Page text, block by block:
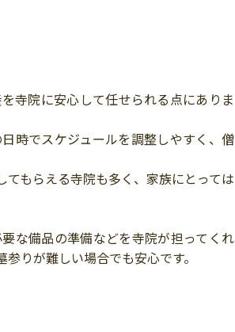
寺院に安心して任せられる点にありま
時でスケジュールを調整しやすく、僧
もらえる寺院も多く、家族にとっては
な備品の準備などを寺院が担ってくれ
りが難しい場合でも安心です。